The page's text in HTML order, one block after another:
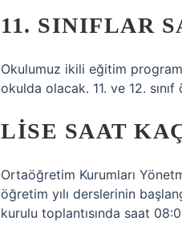
11. SINIFLAR
Okulumuz ikili eğitim
okulda olacak. 11. ve 12.
LISE SAAT
Ortaöğretim Kurumları
öğretim yılı derslerinin
kurulu toplantısında saat